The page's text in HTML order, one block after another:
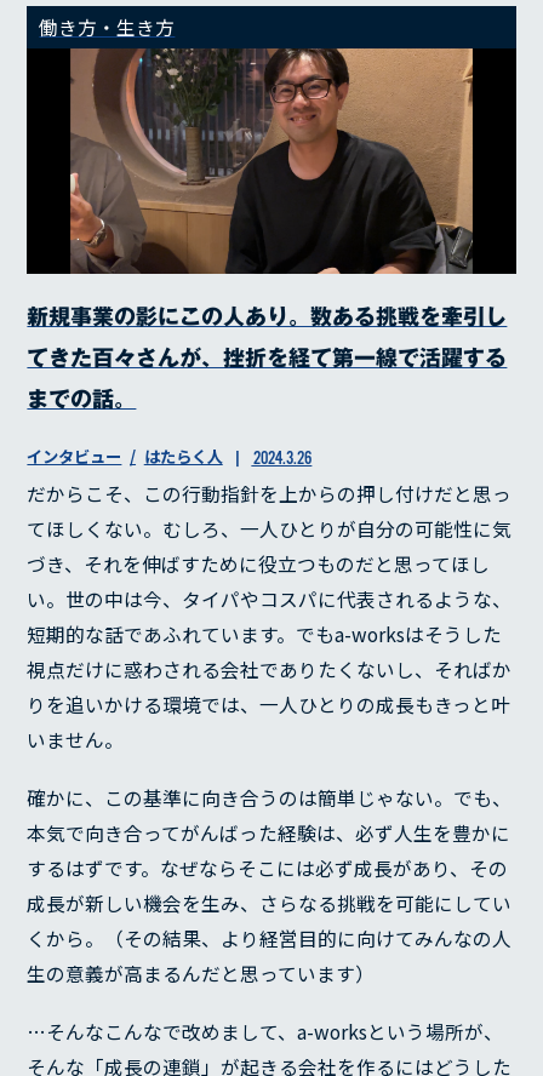
働き方・生き方
新規事業の影にこの人あり。数ある挑戦を牽引し
てきた百々さんが、挫折を経て第一線で活躍する
までの話。
インタビュー はたらく人 2024.3.26
だからこそ、この行動指針を上からの押し付けだと思っ
てほしくない。むしろ、一人ひとりが自分の可能性に気
づき、それを伸ばすために役立つものだと思ってほし
い。世の中は今、タイパやコスパに代表されるような、
短期的な話であふれています。でもa-worksはそうした
視点だけに惑わされる会社でありたくないし、そればか
りを追いかける環境では、一人ひとりの成長もきっと叶
いません。
確かに、この基準に向き合うのは簡単じゃない。でも、
本気で向き合ってがんばった経験は、必ず人生を豊かに
するはずです。なぜならそこには必ず成長があり、その
成長が新しい機会を生み、さらなる挑戦を可能にしてい
くから。（その結果、より経営目的に向けてみんなの人
生の意義が高まるんだと思っています）
…そんなこんなで改めまして、a-worksという場所が、
そんな「成長の連鎖」が起きる会社を作るにはどうした